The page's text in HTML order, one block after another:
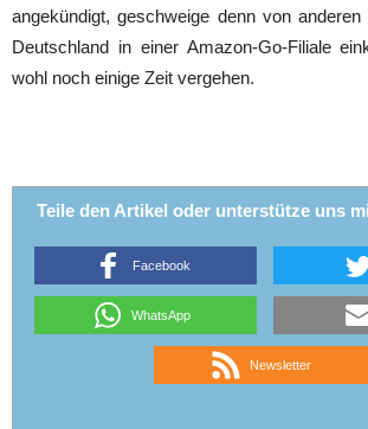
angekündigt, geschweige denn von
Deutschland in einer Amazon-Go-Filiale
wohl noch einige Zeit vergehen.
Teile den Artikel oder unterstütze uns
Facebook
WhatsApp
Newsletter